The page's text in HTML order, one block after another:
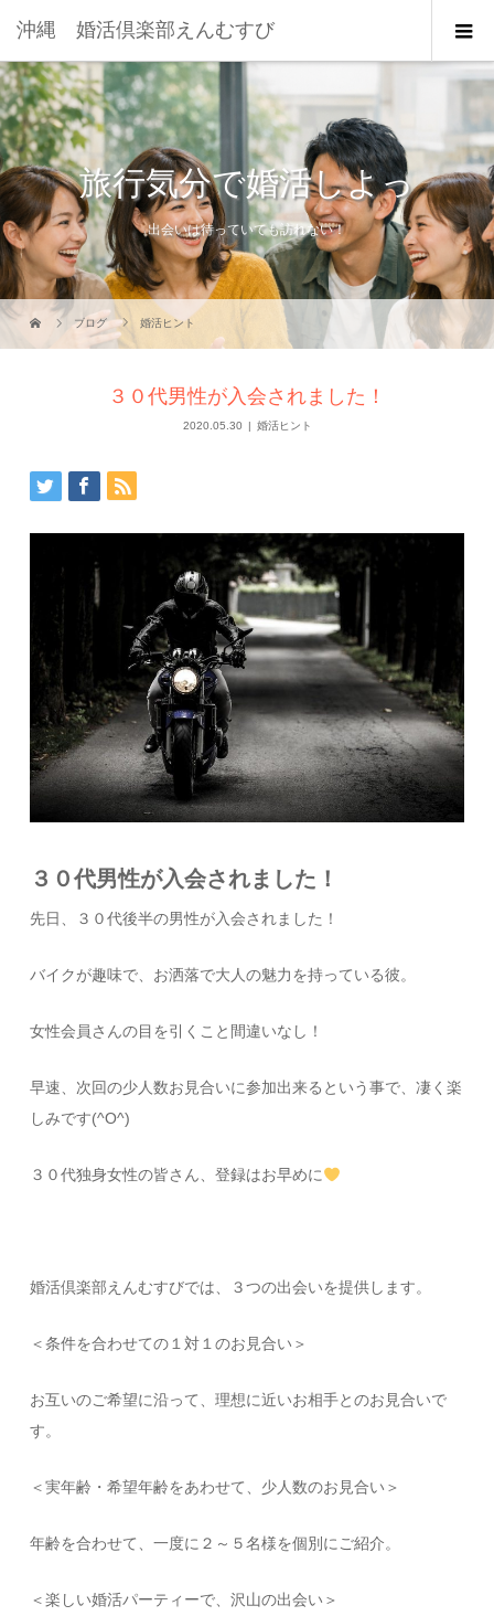
沖縄 婚活倶楽部えんむすび
旅行気分で婚活しよっ
出会いは待っていても訪れない！
ブログ 婚活ヒント
３０代男性が入会されました！
2020.05.30 婚活ヒント
３０代男性が入会されました！
先日、３０代後半の男性が入会されました！
バイクが趣味で、お洒落で大人の魅力を持っている彼。
女性会員さんの目を引くこと間違いなし！
早速、次回の少人数お見合いに参加出来るという事で、凄く楽
しみです(^O^)
３０代独身女性の皆さん、登録はお早めに
婚活倶楽部えんむすびでは、３つの出会いを提供します。
＜条件を合わせての１対１のお見合い＞
お互いのご希望に沿って、理想に近いお相手とのお見合いで
す。
＜実年齢・希望年齢をあわせて、少人数のお見合い＞
年齢を合わせて、一度に２～５名様を個別にご紹介。
＜楽しい婚活パーティーで、沢山の出会い＞